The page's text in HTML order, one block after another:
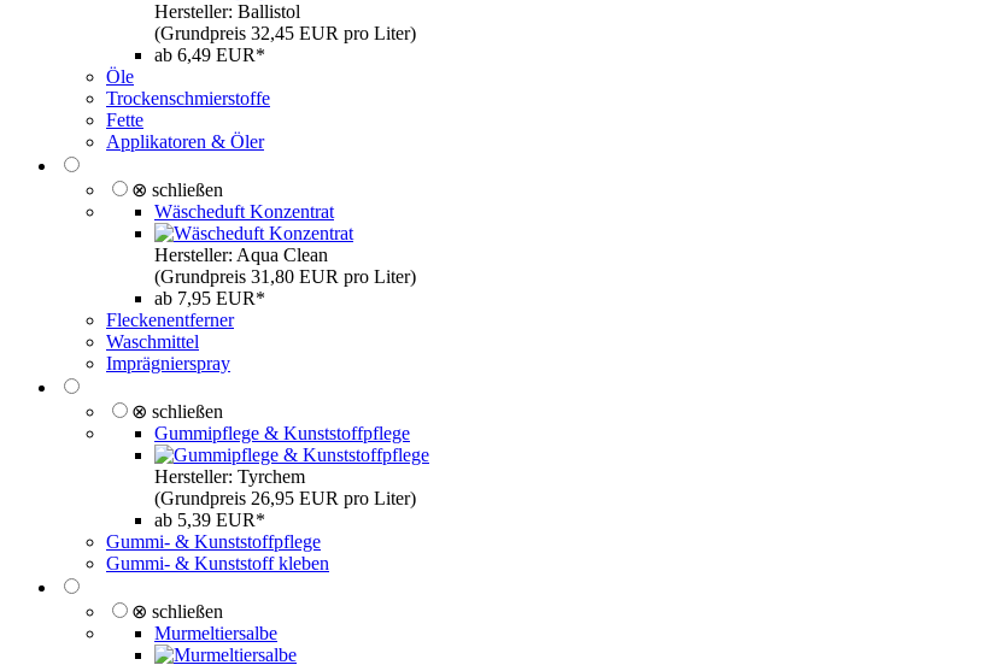
Hersteller: Ballistol
(Grundpreis 32,45 EUR pro Liter)
ab 6,49 EUR*
Öle
Trockenschmierstoffe
Fette
Applikatoren & Öler
⊗ schließen
Wäscheduft Konzentrat
Hersteller: Aqua Clean
(Grundpreis 31,80 EUR pro Liter)
ab 7,95 EUR*
Fleckenentferner
Waschmittel
Imprägnierspray
⊗ schließen
Gummipflege & Kunststoffpflege
Hersteller: Tyrchem
(Grundpreis 26,95 EUR pro Liter)
ab 5,39 EUR*
Gummi- & Kunststoffpflege
Gummi- & Kunststoff kleben
⊗ schließen
Murmeltiersalbe